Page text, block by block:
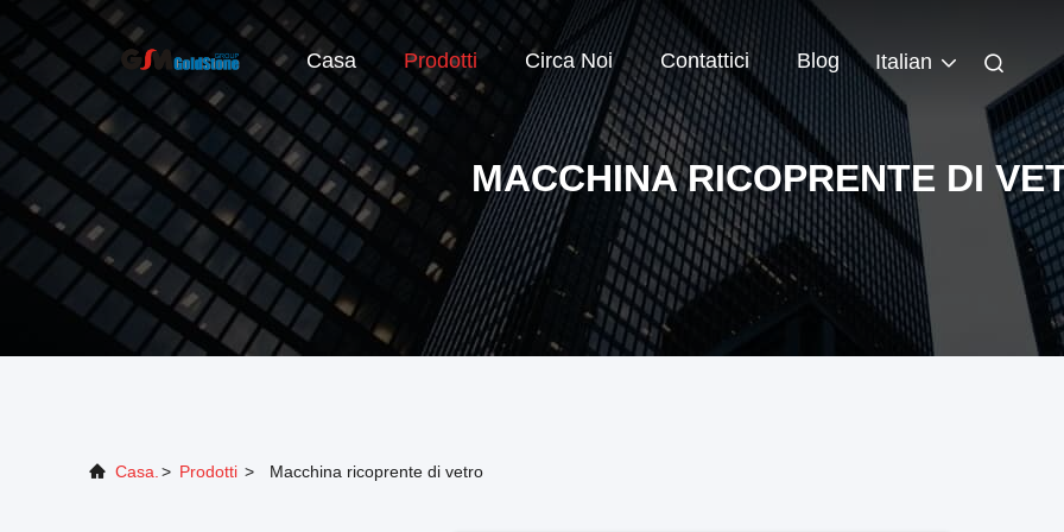
Casa Prodotti Circa Noi Contattici Blog Italian
MACCHINA RICOPRENTE DI
Casa. > Prodotti > Macchina ricoprente di vetro